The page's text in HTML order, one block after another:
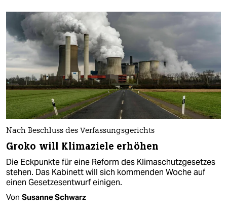
Nach Beschluss des Verfassungsgerichts
Groko will Klimaziele erhöhen
Die Eckpunkte für eine Reform des Klimaschutzgesetzes
stehen. Das Kabinett will sich kommenden Woche auf
einen Gesetzesentwurf einigen.
Von Susanne Schwarz